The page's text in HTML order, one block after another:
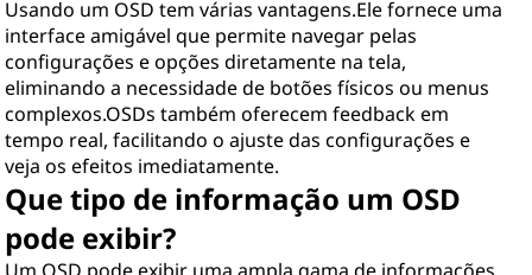
Usando um OSD tem várias vantagens.Ele fornece uma
interface amigável que permite navegar pelas
configurações e opções diretamente na tela,
eliminando a necessidade de botões físicos ou menus
complexos.OSDs também oferecem feedback em
tempo real, facilitando o ajuste das configurações e
veja os efeitos imediatamente.
Que tipo de informação um OSD
pode exibir?